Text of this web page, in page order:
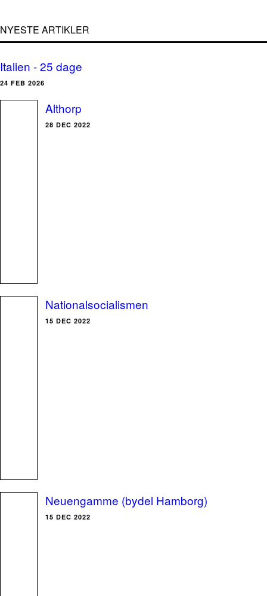
NYESTE ARTIKLER
Italien - 25 dage
24 FEB 2026
Althorp
28 DEC 2022
Nationalsocialismen
15 DEC 2022
Neuengamme (bydel Hamborg)
15 DEC 2022